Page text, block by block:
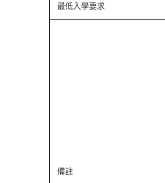
最低入學要求
備註